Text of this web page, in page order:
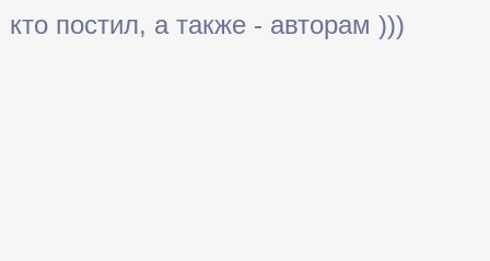
кто постил, а также - авторам )))